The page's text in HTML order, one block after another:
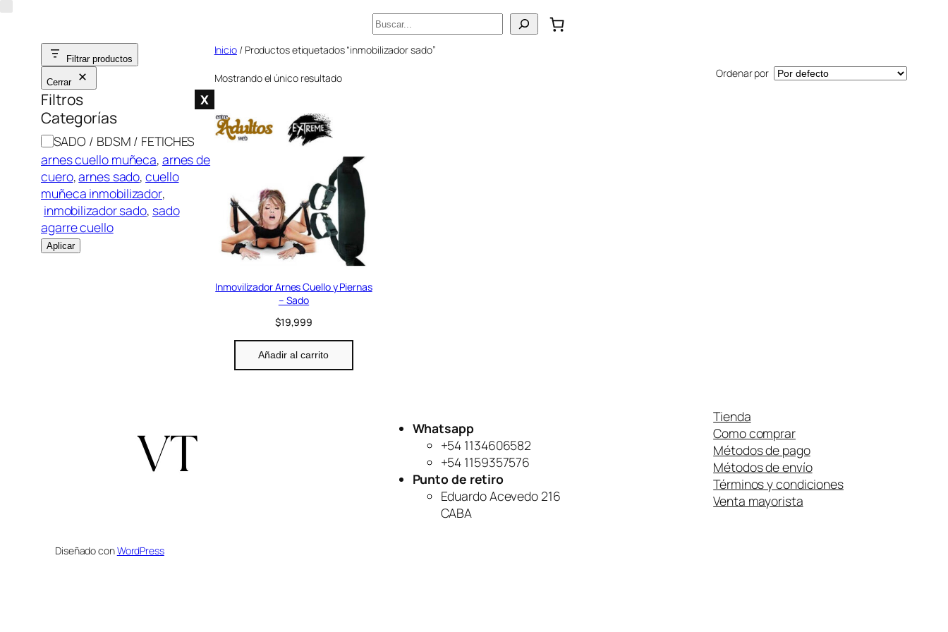
contenido
Buscar
Filtrar productos
Cerrar
Filtros X
Categorías
C
a
t
e
g
o
r
í
SADO / BDSM / FETICHES
arnes cuello muñeca, arnes de
cuero, arnes sado, cuello
muñeca inmobilizador,
inmobilizador sado, sado
agarre cuello
Aplicar
Inicio / Productos etiquetados “inmobilizador sado”
Mostrando el único resultado Ordenar por
Inmovilizador Arnes Cuello y Piernas
– Sado
$19,999
Añadir al carrito
Whatsapp
+54 1134606582
+54 1159357576
Punto de retiro
Eduardo Acevedo 216
CABA
Tienda
Como comprar
Métodos de pago
Métodos de envío
Términos y condiciones
Venta mayorista
Diseñado conWordPress